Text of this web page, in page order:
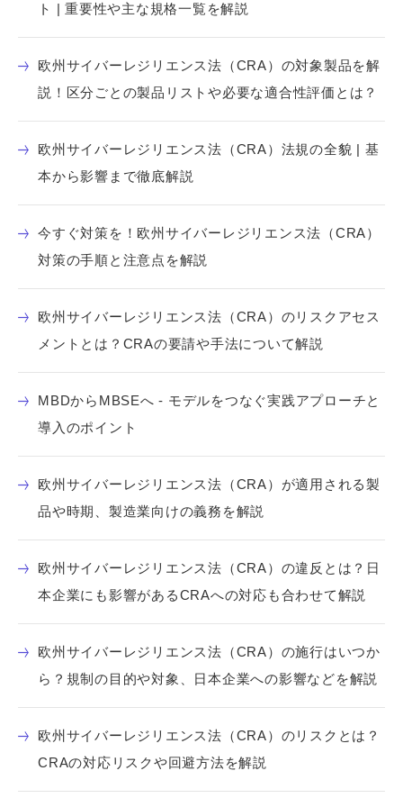
ト | 重要性や主な規格一覧を解説
欧州サイバーレジリエンス法（CRA）の対象製品を解
説！区分ごとの製品リストや必要な適合性評価とは？
欧州サイバーレジリエンス法（CRA）法規の全貌 | 基
本から影響まで徹底解説
今すぐ対策を！欧州サイバーレジリエンス法（CRA）
対策の手順と注意点を解説
欧州サイバーレジリエンス法（CRA）のリスクアセス
メントとは？CRAの要請や手法について解説
MBDからMBSEへ - モデルをつなぐ実践アプローチと
導入のポイント
欧州サイバーレジリエンス法（CRA）が適用される製
品や時期、製造業向けの義務を解説
欧州サイバーレジリエンス法（CRA）の違反とは？日
本企業にも影響があるCRAへの対応も合わせて解説
欧州サイバーレジリエンス法（CRA）の施行はいつか
ら？規制の目的や対象、日本企業への影響などを解説
欧州サイバーレジリエンス法（CRA）のリスクとは？
CRAの対応リスクや回避方法を解説